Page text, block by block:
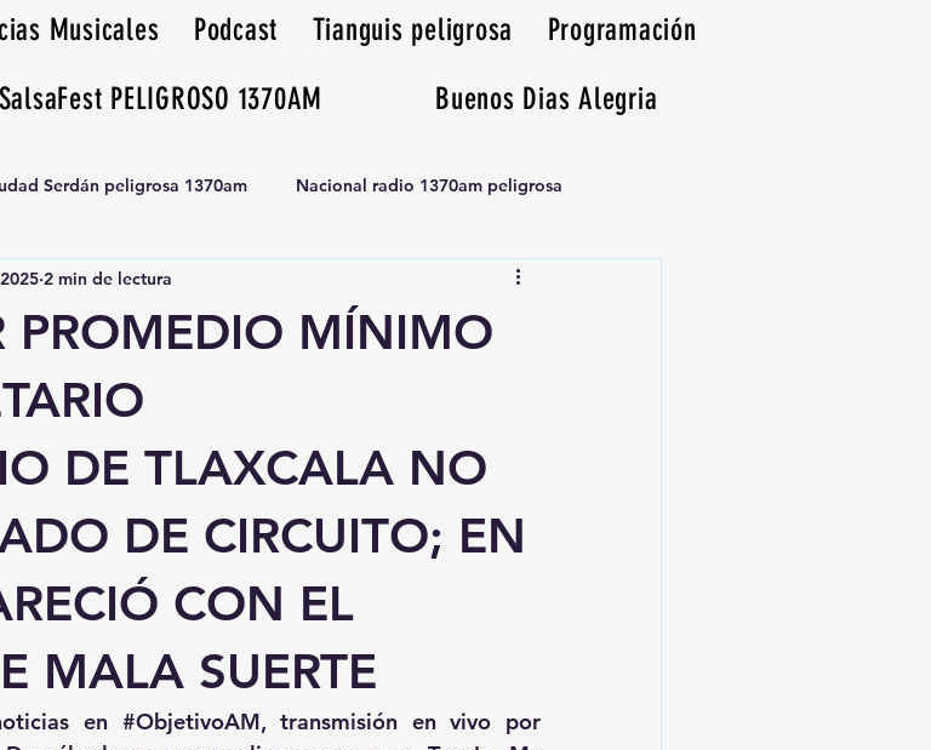
Musicales Podcast Tianguis peligrosa
Programación
SalsaFest PELIGROSO 1370AM Buenos Dias Alegria
Serdán peligrosa 1370am Nacional radio 1370am peligrosa
1370am huamantla
PROMEDIO MÍNIMO
DE TLAXCALA NO
DE CIRCUITO; EN
CON EL
MALA SUERTE
2 min de lectura
en #ObjetivoAM